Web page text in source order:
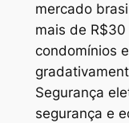
mercado
mais de
condomínios
Segurança
segurança e